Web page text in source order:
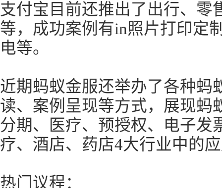
支付宝目前还推出了出行、零
等，成功案例有in照片打印定
电等。
近期蚂蚁金服还举办了各种蚂
读、案例呈现等方式，展现蚂
分期、医疗、预授权、电子发
疗、酒店、药店4大行业中的
热门议程：